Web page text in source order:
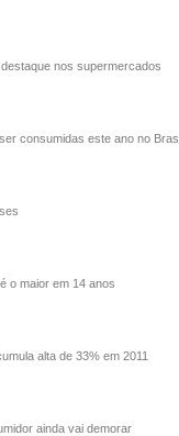
nos supermercados
consumidas este ano no
o maior em 14 anos
alta de 33% em 2011
ainda vai demorar